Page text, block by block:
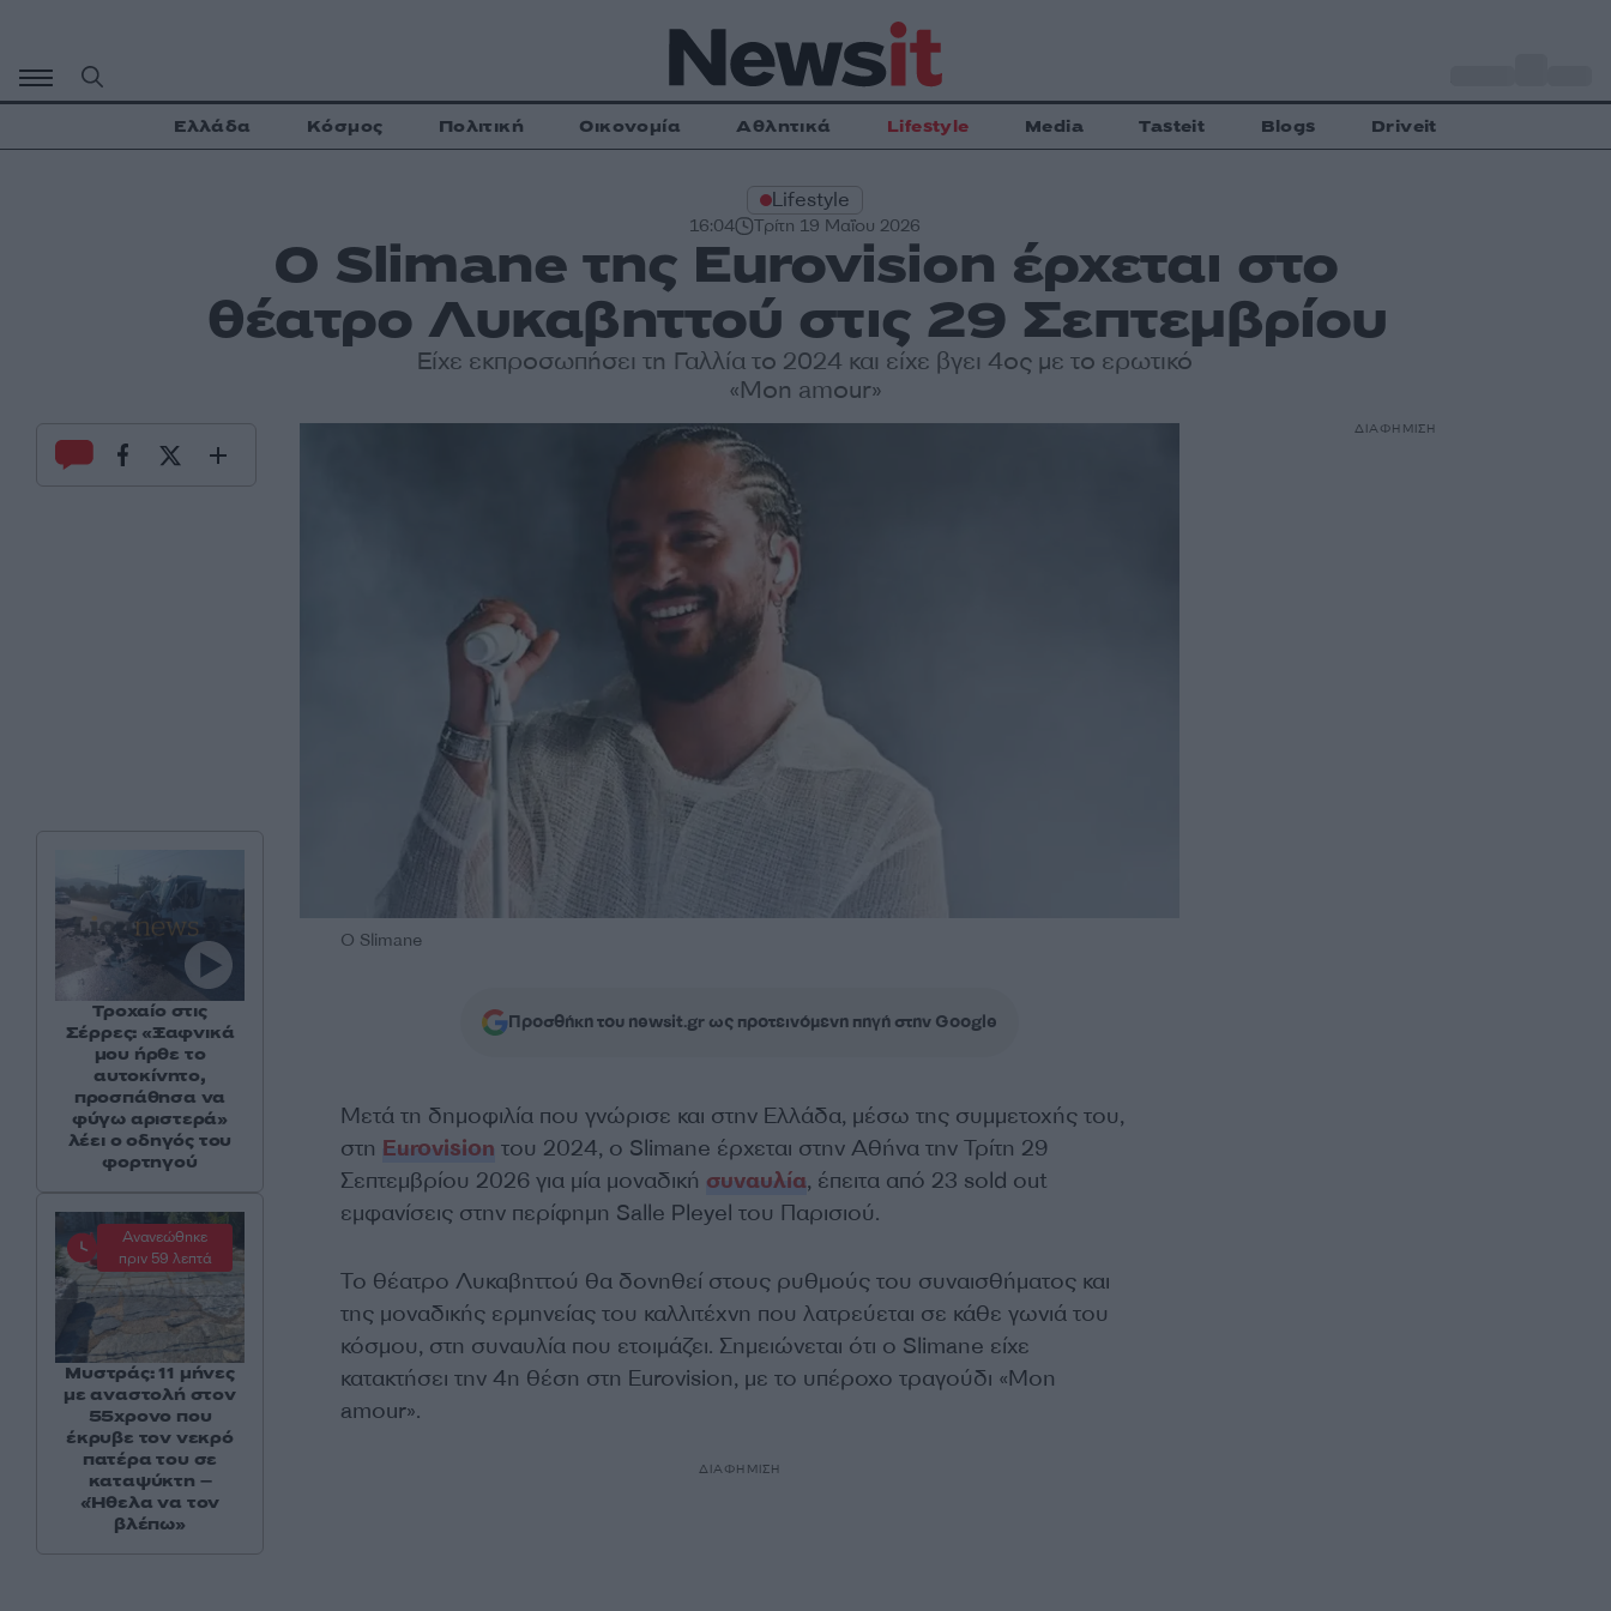
περιεχόμενο
Ελλάδα Κόσμος Πολιτική Οικονομία Αθλητικά Lifestyle Media Tasteit Blogs Driveit
Lifestyle
16:04 Τρίτη 19 Μαΐου 2026
Ο Slimane της Eurovision έρχεται στο
θέατρο Λυκαβηττού στις 29 Σεπτεμβρίου
Είχε εκπροσωπήσει τη Γαλλία το 2024 και είχε βγει 4ος με το ερωτικό
«Mon amour»
Ο Slimane
Προσθήκη του newsit.gr ως προτεινόμενη πηγή στην Google
Μετά τη δημοφιλία που γνώρισε και στην Ελλάδα, μέσω της συμμετοχής του,
στη Eurovision του 2024, ο Slimane έρχεται στην Αθήνα την Τρίτη 29
Σεπτεμβρίου 2026 για μία μοναδική συναυλία, έπειτα από 23 sold out
εμφανίσεις στην περίφημη Salle Pleyel του Παρισιού.
Το θέατρο Λυκαβηττού θα δονηθεί στους ρυθμούς του συναισθήματος και
της μοναδικής ερμηνείας του καλλιτέχνη που λατρεύεται σε κάθε γωνιά του
κόσμου, στη συναυλία που ετοιμάζει. Σημειώνεται ότι ο Slimane είχε
κατακτήσει την 4η θέση στη Eurovision, με το υπέροχο τραγούδι «Mon
amour».
ΔΙΑΦΗΜΙΣΗ
Τροχαίο στις
Σέρρες: «Ξαφνικά
μου ήρθε το
αυτοκίνητο,
προσπάθησα να
φύγω αριστερά»
λέει ο οδηγός του
φορτηγού
Ανανεώθηκε
πριν 59 λεπτά
Μυστράς: 11 μήνες
με αναστολή στον
55χρονο που
έκρυβε τον νεκρό
πατέρα του σε
καταψύκτη –
«Ήθελα να τον
βλέπω»
ΔΙΑΦΗΜΙΣΗ